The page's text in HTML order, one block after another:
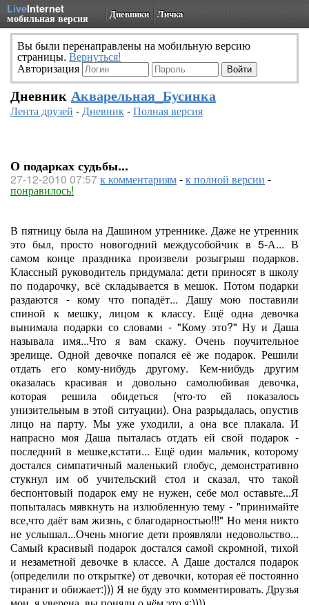
LiveInternet
мобильная версия Дневники Личка
Вы были перенаправлены на мобильную версию
страницы. Вернуться!
Авторизация
Дневник Акварельная_Бусинка
Лента друзей -Дневник-Полная версия
О подарках судьбы...
27-12-2010 07:57к комментариям-к полной версии -
понравилось!
В пятницу была на Дашином утреннике. Даже не утренник
это был, просто новогодний междусобойчик в 5-А... В
самом конце праздника произвели розыгрыш подарков.
Классный руководитель придумала: дети приносят в школу
по подарочку, всё складывается в мешок. Потом подарки
раздаются - кому что попадёт... Дашу мою поставили
спиной к мешку, лицом к классу. Ещё одна девочка
вынимала подарки со словами - "Кому это?" Ну и Даша
называла имя...Что я вам скажу. Очень поучительное
зрелище. Одной девочке попался её же подарок. Решили
отдать его кому-нибудь другому. Кем-нибудь другим
оказалась красивая и довольно самолюбивая девочка,
которая решила обидеться (что-то ей показалось
унизительным в этой ситуации). Она разрыдалась, опустив
лицо на парту. Мы уже уходили, а она все плакала. И
напрасно моя Даша пыталась отдать ей свой подарок -
последний в мешке,кстати... Ещё один мальчик, которому
достался симпатичный маленький глобус, демонстративно
стукнул им об учительский стол и сказал, что такой
беспонтовый подарок ему не нужен, себе мол оставьте...Я
попыталась мявкнуть на излюбленную тему - "принимайте
все,что даёт вам жизнь, с благодарностью!!!" Но меня никто
не услышал...Очень многие дети проявляли недовольство...
Самый красивый подарок достался самой скромной, тихой
и незаметной девочке в классе. А Даше достался подарок
(определили по открытке) от девочки, которая её постоянно
тиранит и обижает:))) Я не буду это комментировать. Друзья